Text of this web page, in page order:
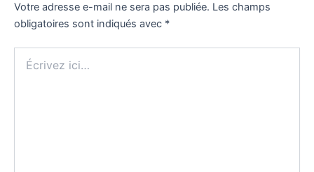
Votre adresse e-mail ne sera pas publiée. Les champs
obligatoires sont indiqués avec *
ici…